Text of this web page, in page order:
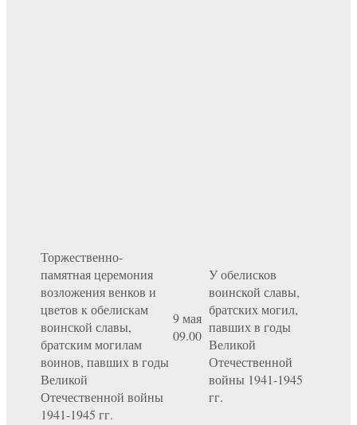
Торжественно-
памятная церемония
возложения венков и
цветов к обелискам
воинской славы,
братским могилам
воинов, павших в годы
Великой
Отечественной войны
1941-1945 гг.
9 мая
09.00
У обелисков
воинской славы,
братских могил,
павших в годы
Великой
Отечественной
войны 1941-1945
гг.